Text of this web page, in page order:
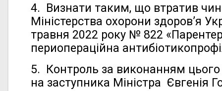
4. Визнати таким, що втратив
Міністерства охорони здоров’я
травня 2022 року № 822
периопераційна
5. Контроль за виконанням цього
на заступника Міністра Євгенія